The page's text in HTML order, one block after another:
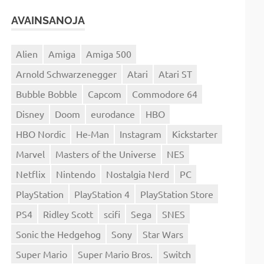
AVAINSANOJA
Alien Amiga
Amiga 500
Arnold Schwarzenegger
Atari
Atari ST
Bubble Bobble
Capcom
Commodore 64
Disney
Doom eurodance
HBO
HBO Nordic
He-Man Instagram
Kickstarter
Marvel
Masters of the Universe
NES
Netflix
Nintendo Nostalgia Nerd
PC
PlayStation
PlayStation 4
PlayStation Store
PS4
Ridley Scott scifi Sega
SNES
Sonic the Hedgehog
Sony
Star Wars
Super Mario
Super Mario Bros. Switch